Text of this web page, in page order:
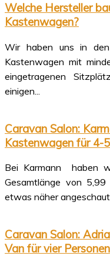
Welche Hersteller
Kastenwagen?
Wir haben uns in
Kastenwagen mit
eingetragenen
einigen...
Caravan Salon:
Kastenwagen für 4-
Bei Karmann haben
Gesamtlänge von
etwas näher
Caravan Salon:
Van für vier Personen